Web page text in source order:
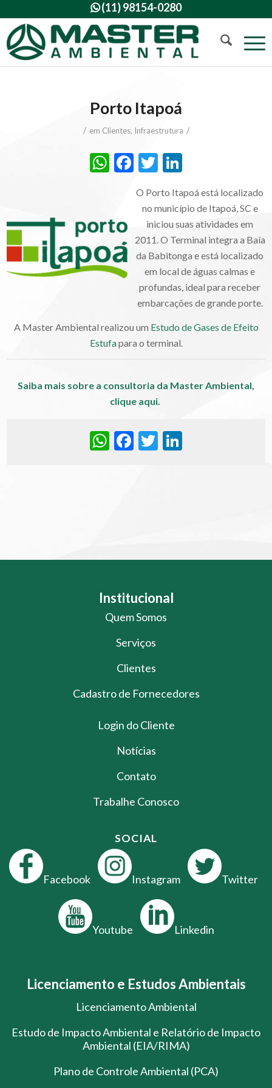
(11) 98154-0280
Porto Itapoá
/ em Clientes, Infraestrutura /
WhatsApp
Facebook
Twitter
O Porto Itapoá está localizado
no município de Itapoá, SC e
iniciou suas atividades em
2011. O Terminal integra a Baía
da Babitonga e está localizado
em local de águas calmas e
profundas, ideal para receber
embarcações de grande porte.
A Master Ambiental realizou um Estudo de Gases de Efeito
Estufapara o terminal.
Saiba mais sobre a consultoria da Master Ambiental,
clique aqui.
WhatsApp
Facebook
Twitter
Institucional
Quem Somos
Serviços
Clientes
Cadastro de Fornecedores
Login do Cliente
Notícias
Contato
Trabalhe Conosco
SOCIAL
Facebook Instagram Twitter
Youtube Linkedin
Licenciamento e Estudos Ambientais
Licenciamento Ambiental
Estudo de Impacto Ambiental e Relatório de Impacto
Ambiental (EIA/RIMA)
Plano de Controle Ambiental (PCA)